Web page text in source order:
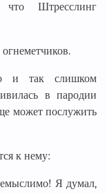
Штресслинг
и так слишком
в пародии
может послужить
к нему:
Я думал,